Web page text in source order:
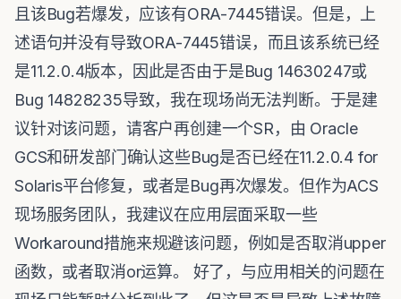
且该Bug若爆发，应该有ORA-7445错误。但是，上
述语句并没有导致ORA-7445错误，而且该系统已经
是11.2.0.4版本，因此是否由于是Bug 14630247或
Bug 14828235导致，我在现场尚无法判断。于是建
议针对该问题，请客户再创建一个SR，由 Oracle
GCS和研发部门确认这些Bug是否已经在11.2.0.4 for
Solaris平台修复，或者是Bug再次爆发。但作为ACS
现场服务团队，我建议在应用层面采取一些
Workaround措施来规避该问题，例如是否取消upper
函数，或者取消or运算。 好了，与应用相关的问题在